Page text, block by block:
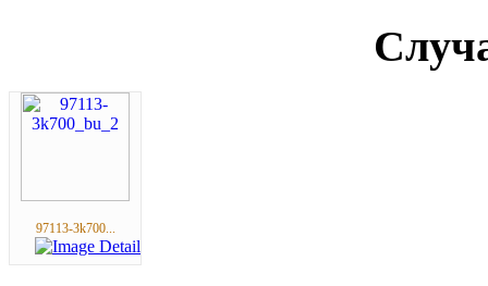
97113-3k700...